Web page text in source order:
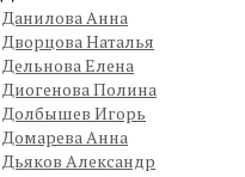
Данилова Анна
Дворцова Наталья
Дельнова Елена
Диогенова Полина
Долбышев Игорь
Домарева Анна
Дьяков Александр